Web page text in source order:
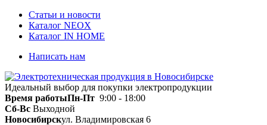
Статьи и новости
Каталог NEOX
Каталог IN HOME
Написать нам
Идеальный выбор для покупки электропродукции
Время работыПн-Пт 9:00 - 18:00
Сб-Вс Выходной
Новосибирскул. Владимировская 6